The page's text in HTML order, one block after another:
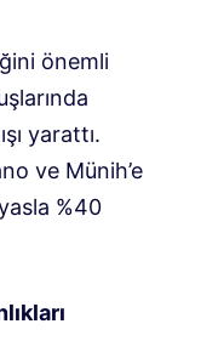
önemli
yarattı.
ve Münih’e
%40